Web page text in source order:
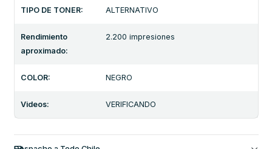
TIPO DE TONER: ALTERNATIVO
Rendimiento
aproximado:
2.200 impresiones
COLOR: NEGRO
Videos: VERIFICANDO